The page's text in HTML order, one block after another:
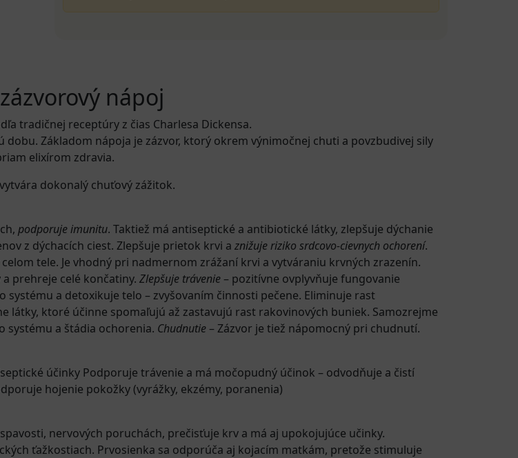
nápoj
tradičnej receptúry z čias Charlesa Dickensa.
Základom nápoja je zázvor, ktorý okrem výnimočnej chuti a povzbudivej sily
elixírom zdravia.
dokonalý chuťový zážitok.
podporuje imunitu. Taktiež má antiseptické a antibiotické látky, zlepšuje dýchanie
z dýchacích ciest. Zlepšuje prietok krvi a znižuje riziko srdcovo-cievnych ochorení.
tele. Je vhodný pri nadmernom zrážaní krvi a vytváraniu krvných zrazenín.
prehreje celé končatiny. Zlepšuje trávenie– pozitívne ovplyvňuje fungovanie
a detoxikuje telo – zvyšovaním činnosti pečene. Eliminuje rast
látky, ktoré účinne spomaľujú až zastavujú rast rakovinových buniek. Samozrejme
a štádia ochorenia. Chudnutie– Zázvor je tiež nápomocný pri chudnutí.
účinky Podporuje trávenie a má močopudný účinok – odvodňuje a čistí
hojenie pokožky (vyrážky, ekzémy, poranenia)
nervových poruchách, prečisťuje krv a má aj upokojujúce učinky.
ťažkostiach. Prvosienka sa odporúča aj kojacím matkám, pretože stimuluje